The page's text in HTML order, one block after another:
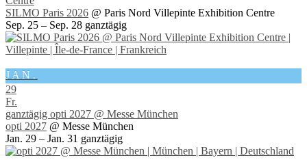
SILMO Paris 2026 @ Paris Nord Villepinte Exhibition Centre
Sep. 25 – Sep. 28 ganztägig
JAN.
29
Fr.
ganztägig opti 2027 @ Messe München
opti 2027 @ Messe München
Jan. 29 – Jan. 31 ganztägig